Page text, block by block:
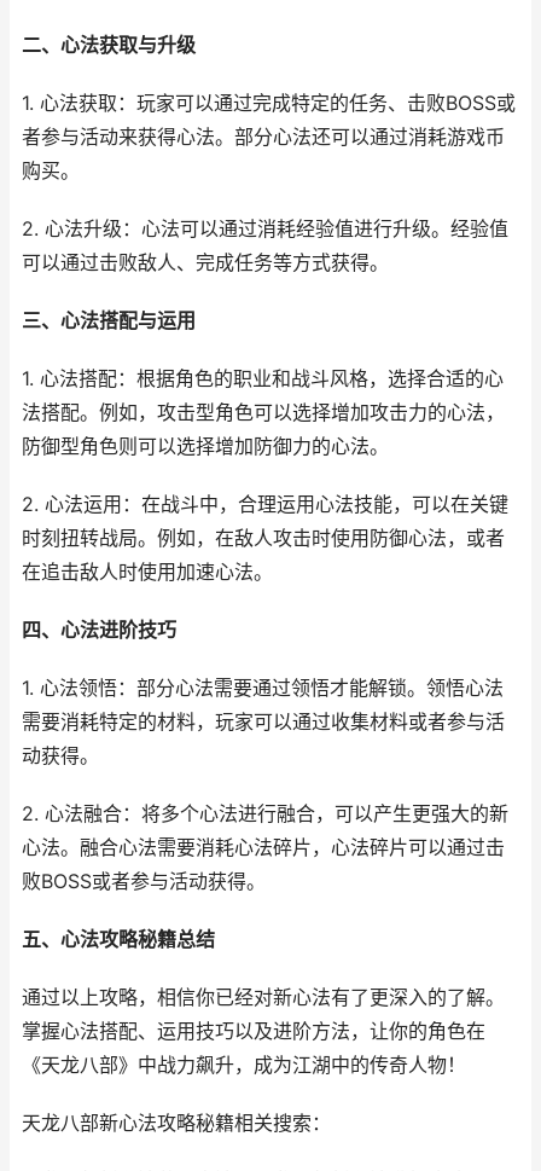
二、心法获取与升级
1. 心法获取：玩家可以通过完成特定的任务、击败BOSS或
者参与活动来获得心法。部分心法还可以通过消耗游戏币
购买。
2. 心法升级：心法可以通过消耗经验值进行升级。经验值
可以通过击败敌人、完成任务等方式获得。
三、心法搭配与运用
1. 心法搭配：根据角色的职业和战斗风格，选择合适的心
法搭配。例如，攻击型角色可以选择增加攻击力的心法，
防御型角色则可以选择增加防御力的心法。
2. 心法运用：在战斗中，合理运用心法技能，可以在关键
时刻扭转战局。例如，在敌人攻击时使用防御心法，或者
在追击敌人时使用加速心法。
四、心法进阶技巧
1. 心法领悟：部分心法需要通过领悟才能解锁。领悟心法
需要消耗特定的材料，玩家可以通过收集材料或者参与活
动获得。
2. 心法融合：将多个心法进行融合，可以产生更强大的新
心法。融合心法需要消耗心法碎片，心法碎片可以通过击
败BOSS或者参与活动获得。
五、心法攻略秘籍总结
通过以上攻略，相信你已经对新心法有了更深入的了解。
掌握心法搭配、运用技巧以及进阶方法，让你的角色在
《天龙八部》中战力飙升，成为江湖中的传奇人物！
天龙八部新心法攻略秘籍相关搜索：